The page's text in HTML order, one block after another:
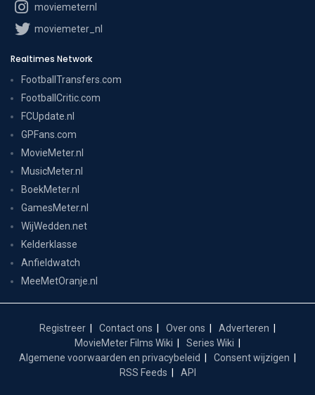
moviemeternl
moviemeter_nl
Realtimes Network
FootballTransfers.com
FootballCritic.com
FCUpdate.nl
GPFans.com
MovieMeter.nl
MusicMeter.nl
BoekMeter.nl
GamesMeter.nl
WijWedden.net
Kelderklasse
Anfieldwatch
MeeMetOranje.nl
Registreer Contact ons Over ons
Adverteren
MovieMeter Films Wiki
Series Wiki
Algemene voorwaarden en privacybeleid
Consent wijzigen
RSS Feeds
API